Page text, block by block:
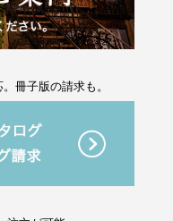
冊子版の請求も。